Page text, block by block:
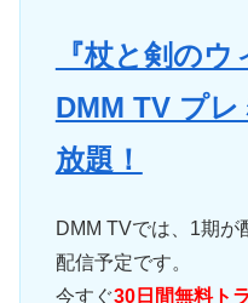
『杖と剣の
DMM TV プ
放題！
DMM TVでは、1期
配信予定です。
今すぐ30日間無料ト